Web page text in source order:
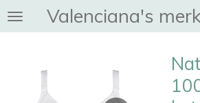
Ga
direct
Valenciana's